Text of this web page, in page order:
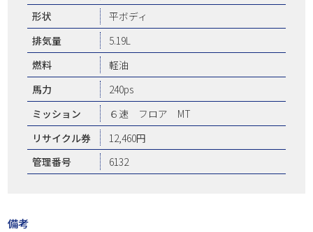
形状
平ボディ
排気量
5.19L
燃料
軽油
馬力
240ps
ミッション
６速 フロア MT
リサイクル券
12,460円
管理番号
6132
備考